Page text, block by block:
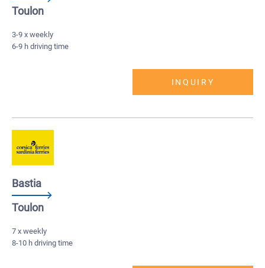
Toulon
3-9 x weekly
6-9 h driving time
INQUIRY
Bastia
Toulon
7 x weekly
8-10 h driving time